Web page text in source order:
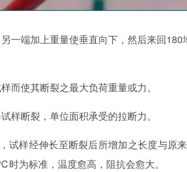
端加上重量使垂直向下，然后来回180
使其断裂之最大负荷重量或力。
断裂，单位面积承受的拉断力。
样经伸长至断裂后所增加之长度与原
为标准，温度愈高，阻抗会愈大。